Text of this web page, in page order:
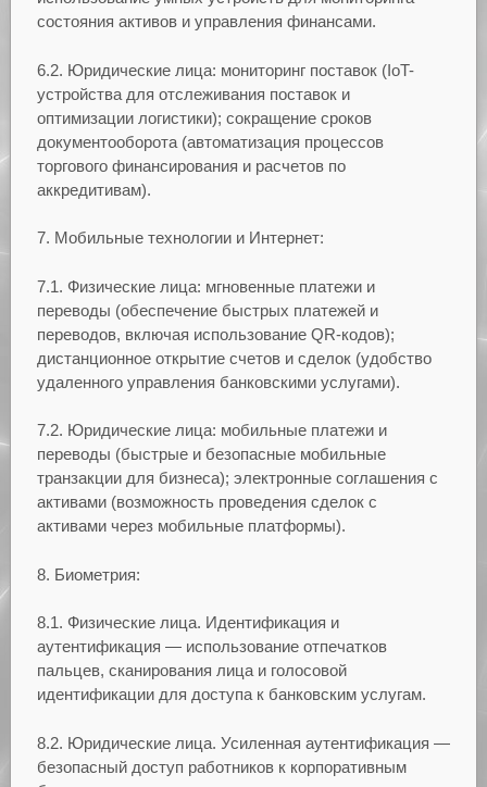
состояния активов и управления финансами.
6.2. Юридические лица: мониторинг поставок (IoT-
устройства для отслеживания поставок и
оптимизации логистики); сокращение сроков
документооборота (автоматизация процессов
торгового финансирования и расчетов по
аккредитивам).
7. Мобильные технологии и Интернет:
7.1. Физические лица: мгновенные платежи и
переводы (обеспечение быстрых платежей и
переводов, включая использование QR-кодов);
дистанционное открытие счетов и сделок (удобство
удаленного управления банковскими услугами).
7.2. Юридические лица: мобильные платежи и
переводы (быстрые и безопасные мобильные
транзакции для бизнеса); электронные соглашения с
активами (возможность проведения сделок с
активами через мобильные платформы).
8. Биометрия:
8.1. Физические лица. Идентификация и
аутентификация — использование отпечатков
пальцев, сканирования лица и голосовой
идентификации для доступа к банковским услугам.
8.2. Юридические лица. Усиленная аутентификация —
безопасный доступ работников к корпоративным